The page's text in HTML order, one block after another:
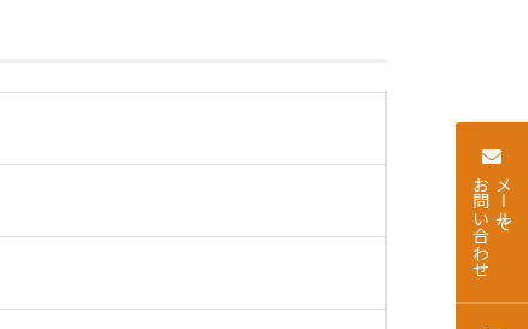
メールで
お問い合わせ